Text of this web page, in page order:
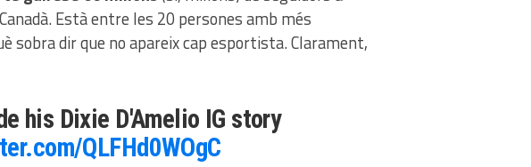
Està entre les 20 persones amb més
sobra dir que no apareix cap esportista. Clarament,
his Dixie D'Amelio IG story
QLFHd0WOgC